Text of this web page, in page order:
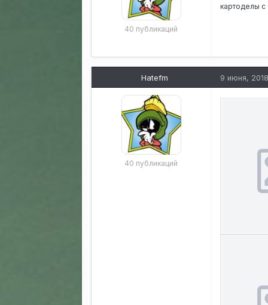
40 публикаций
картоделы с
Hatefm
40 публикаций
9 июня, 2018